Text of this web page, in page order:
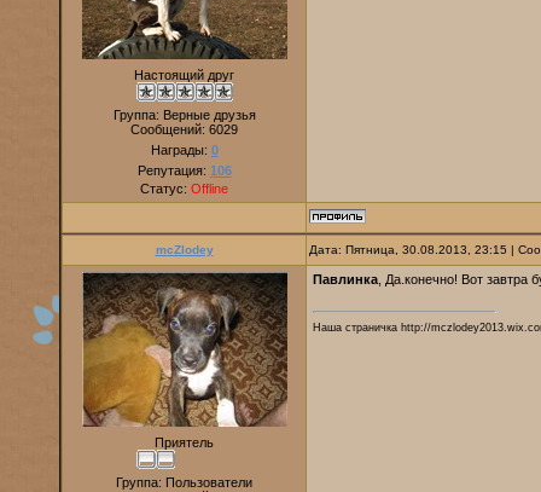
Настоящий друг
Группа: Верные друзья
Сообщений: 6029
Награды: 0
Репутация: 106
Статус: Offline
mcZlodey Дата: Пятница, 30.08.2013, 23:15 |
Приятель
Группа: Пользователи
Павлинка , Да.конечно! Вот завтра
Наша страничка http://